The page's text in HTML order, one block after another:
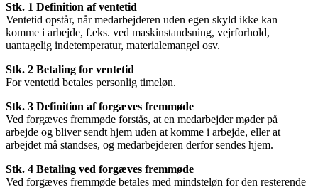
Stk. 1 Definition af ventetid
Ventetid opstår, når medarbejderen uden egen skyld ikke kan
komme i arbejde, f.eks. ved maskinstandsning, vejrforhold,
uantagelig indetemperatur, materialemangel osv.
Stk. 2 Betaling for ventetid
For ventetid betales personlig timeløn.
Stk. 3 Definition af forgæves fremmøde
Ved forgæves fremmøde forstås, at en medarbejder møder på
arbejde og bliver sendt hjem uden at komme i arbejde, eller at
arbejdet må standses, og medarbejderen derfor sendes hjem.
Stk. 4 Betaling ved forgæves fremmøde
Ved forgæves fremmøde betales med mindsteløn for den resterende